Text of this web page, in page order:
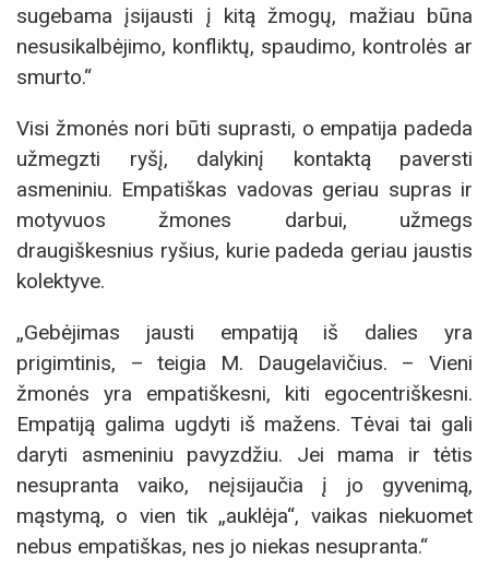
sugebama įsijausti į kitą žmogų, mažiau būna
nesusikalbėjimo, konfliktų, spaudimo, kontrolės ar
smurto.“
Visi žmonės nori būti suprasti, o empatija padeda
užmegzti ryšį, dalykinį kontaktą paversti
asmeniniu. Empatiškas vadovas geriau supras ir
motyvuos žmones darbui, užmegs
draugiškesnius ryšius, kurie padeda geriau jaustis
kolektyve.
„Gebėjimas jausti empatiją iš dalies yra
prigimtinis, – teigia M. Daugelavičius. – Vieni
žmonės yra empatiškesni, kiti egocentriškesni.
Empatiją galima ugdyti iš mažens. Tėvai tai gali
daryti asmeniniu pavyzdžiu. Jei mama ir tėtis
nesupranta vaiko, neįsijaučia į jo gyvenimą,
mąstymą, o vien tik „auklėja“, vaikas niekuomet
nebus empatiškas, nes jo niekas nesupranta.“